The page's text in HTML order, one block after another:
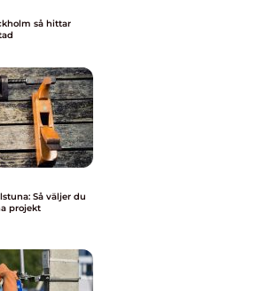
så hittar
Så väljer du
projekt